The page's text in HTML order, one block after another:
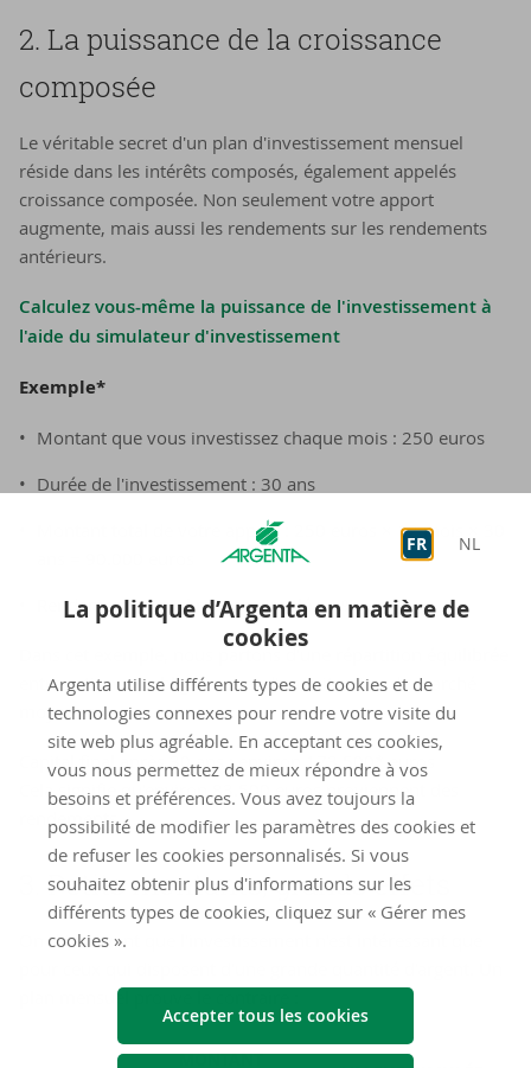
FR NL
La politique d’Argenta en matière de
cookies
Argenta utilise différents types de cookies et de
technologies connexes pour rendre votre visite du
site web plus agréable. En acceptant ces cookies,
vous nous permettez de mieux répondre à vos
besoins et préférences. Vous avez toujours la
possibilité de modifier les paramètres des cookies et
de refuser les cookies personnalisés. Si vous
souhaitez obtenir plus d'informations sur les
différents types de cookies, cliquez sur « Gérer mes
cookies ».
Accepter tous les cookies
2. La puis­sance de la crois­sance
com­po­sée
Le véritable secret d'un plan d'investissement mensuel
réside dans les intérêts composés, également appelés
croissance composée. Non seulement votre apport
augmente, mais aussi les rendements sur les rendements
antérieurs.
Calculez vous-même la puissance de l'investissement à
l'aide du simulateur d'investissement
Exemple*
Montant que vous investissez chaque mois : 250 euros
Durée de l'investissement : 30 ans
Montant total de votre apport : 250 euros × 12 mois × 30
Rendement annuel moyen simulé : 4 %
entre actions et obligations et d'une situation de marché
moyenne.
Capital final après 30 ans : environ 173.500* euros
Cela signifie qu'environ 83.500 euros proviennent des
rendements.
3. Pe­tits mon­tants, grands ef­fets
On dit souvent que l'investissement n'est intéressant que
plan mensuel prouve le contraire :
MONTANT